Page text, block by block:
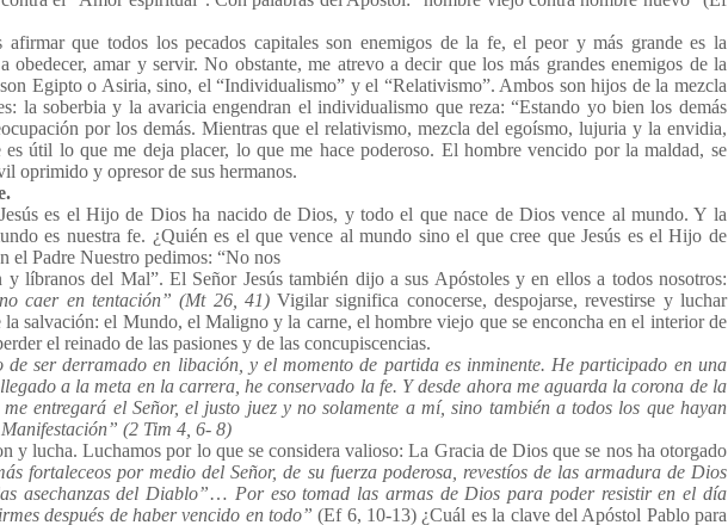
afirmar que todos los pecados capitales son enemigos de la fe, el peor y más grande es la
obedecer, amar y servir. No obstante, me atrevo a decir que los más grandes enemigos de la
Egipto o Asiria, sino, el “Individualismo” y el “Relativismo”. Ambos son hijos de la mezcla
la soberbia y la avaricia engendran el individualismo que reza: “Estando yo bien los demás
por los demás. Mientras que el relativismo, mezcla del egoísmo, lujuria y la envidia,
útil lo que me deja placer, lo que me hace poderoso. El hombre vencido por la maldad, se
oprimido y opresor de sus hermanos.
es el Hijo de Dios ha nacido de Dios, y todo el que nace de Dios vence al mundo. Y la
es nuestra fe. ¿Quién es el que vence al mundo sino el que cree que Jesús es el Hijo de
el Padre Nuestro pedimos: “No nos
y líbranos del Mal”. El Señor Jesús también dijo a sus Apóstoles y en ellos a todos nosotros:
caer en tentación” (Mt 26, 41)Vigilar significa conocerse, despojarse, revestirse y luchar
la salvación: el Mundo, el Maligno y la carne, el hombre viejo que se enconcha en el interior de
el reinado de las pasiones y de las concupiscencias.
de ser derramado en libación, y el momento de partida es inminente. He participado en una
a la meta en la carrera, he conservado la fe. Y desde ahora me aguarda la corona de la
entregará el Señor, el justo juez y no solamente a mí, sino también a todos los que hayan
(2 Tim 4, 6- 8)
y lucha. Luchamos por lo que se considera valioso: La Gracia de Dios que se nos ha otorgado
fortaleceos por medio del Señor, de su fuerza poderosa, revestíos de las armadura de Dios
asechanzas del Diablo”… Por eso tomad las armas de Dios para poder resistir en el día
después de haber vencido en todo”(Ef 6, 10-13) ¿Cuál es la clave del Apóstol Pablo para